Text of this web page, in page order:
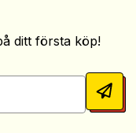
ditt första köp!